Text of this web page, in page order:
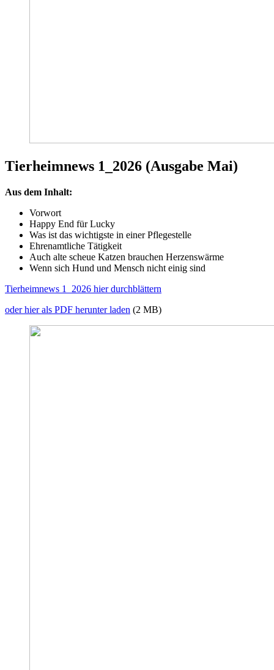
Tierheimnews 1_2026 (Ausgabe Mai)
Aus dem Inhalt:
Vorwort
Happy End für Lucky
Was ist das wichtigste in einer Pflegestelle
Ehrenamtliche Tätigkeit
Auch alte scheue Katzen brauchen Herzenswärme
Wenn sich Hund und Mensch nicht einig sind
Tierheimnews 1_2026 hier durchblättern
oder hier als PDF herunter laden (2 MB)